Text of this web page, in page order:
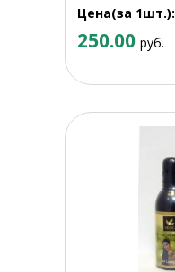
Цена(за 1шт.):
250.00 руб.